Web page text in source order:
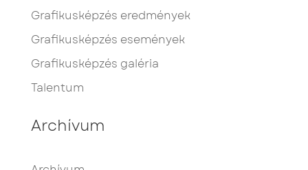
Grafikusképzés eredmények
Grafikusképzés események
Grafikusképzés galéria
Talentum
Archívum